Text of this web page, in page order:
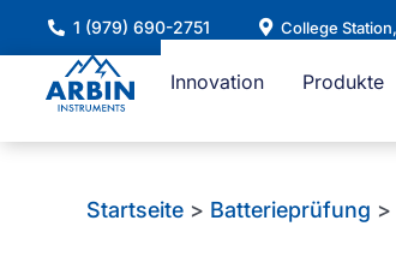
springen
1 (979) 690-2751 College
Innovation Produkte
Startseite > Batterieprüfung